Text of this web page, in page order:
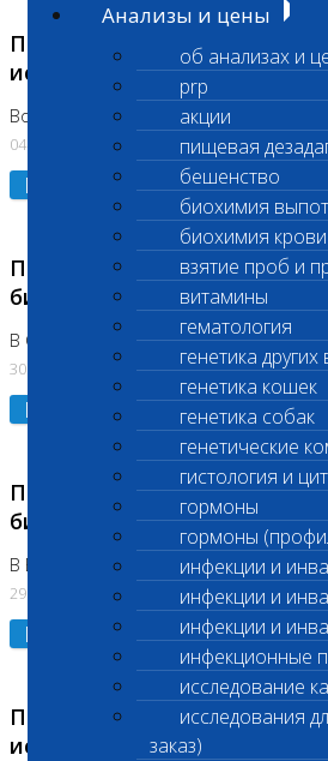
Анализы и цены
об анализах и
prp
акции
пищевая
бешенство
биохимия
биохимия крови
взятие проб и
витамины
гематология
генетика
генетика кошек
генетика собак
генетические
гистология и
гормоны
гормоны
инфекции и
инфекции и
инфекции и
инфекционные
исследование
исследования
заказ)
Приостановка срочных
исследований
Во Владыкино
04.08.2026
Подробнее
Приостановлено
биохимических
В Сколково. Код (123,309,310)
30.07.2026
Подробнее
Приостановлено
биохимических
В Бутово 29.07.26
29.07.2026
Подробнее
Приостановлено
исследований